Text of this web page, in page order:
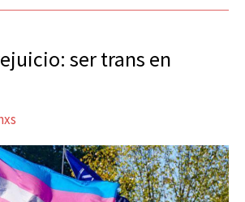
ser trans en